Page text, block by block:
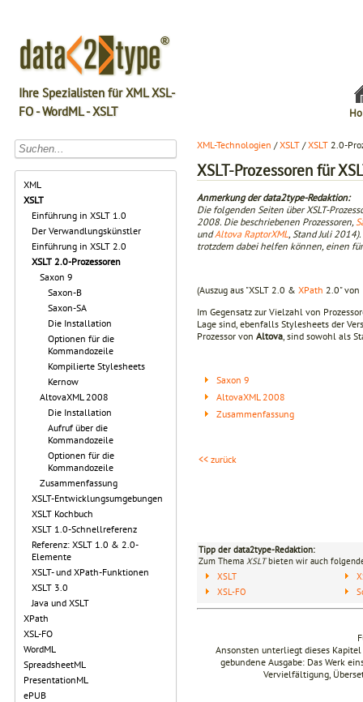
Ihre Spezialisten für XML XSL-
FO - WordML - XSLT
XML
XSLT
Einführung in XSLT 1.0
Der Verwandlungskünstler
Einführung in XSLT 2.0
XSLT 2.0-Prozessoren
Saxon 9
Saxon-B
Saxon-SA
Die Installation
Optionen für die
Kommandozeile
Kompilierte Stylesheets
Kernow
AltovaXML 2008
Die Installation
Aufruf über die
Kommandozeile
Optionen für die
Kommandozeile
Zusammenfassung
XSLT-Entwicklungsumgebungen
XSLT Kochbuch
XSLT 1.0-Schnellreferenz
Referenz: XSLT 1.0 & 2.0-
Elemente
XSLT- und XPath-Funktionen
XSLT 3.0
Java und XSLT
XPath
XSL-FO
WordML
SpreadsheetML
PresentationML
ePUB
XML-Technologien /XSLT /XSLT 2.0-
XSLT-Prozessoren für
Anmerkung der data2type-Redaktion:
Die folgenden Seiten über XSLT-
2008. Die beschriebenen Prozessoren,
undAltova RaptorXML , Stand Juli
trotzdem dabei helfen können, einen
(Auszug aus "XSLT 2.0 & XPath 2.0" von
Im Gegensatz zur Vielzahl von
Lage sind, ebenfalls Stylesheets der
Prozessor von Altova , sind sowohl als
Saxon 9
AltovaXML 2008
Zusammenfassung
<< zurück
Tipp der data2type-Redaktion:
Zum Thema XSLTbieten wir auch
XSLT
XSL-FO
Ansonsten unterliegt dieses
gebundene Ausgabe: Das Werk
Vervielfältigung,